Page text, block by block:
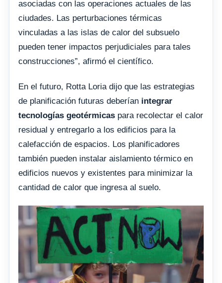
asociadas con las operaciones actuales de las
ciudades. Las perturbaciones térmicas
vinculadas a las islas de calor del subsuelo
pueden tener impactos perjudiciales para tales
construcciones”, afirmó el científico.
En el futuro, Rotta Loria dijo que las estrategias
de planificación futuras deberían integrar
tecnologías geotérmicas para recolectar el calor
residual y entregarlo a los edificios para la
calefacción de espacios. Los planificadores
también pueden instalar aislamiento térmico en
edificios nuevos y existentes para minimizar la
cantidad de calor que ingresa al suelo.